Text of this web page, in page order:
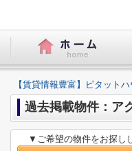
【賃貸情報豊富】ピタット
過去掲載物件：ア
▼ご希望の物件をお探し